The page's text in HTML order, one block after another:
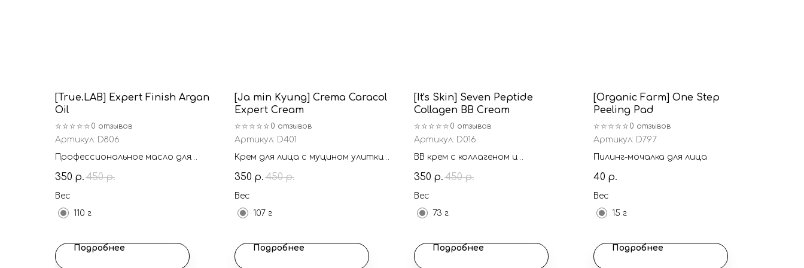
[True.LAB] Expert Finish Argan
Oil
☆☆☆☆☆ 0 отзывов
Артикул: D806
Профессиональное масло для
350 р. 450 р.
Вес
110 г
Подробнее
[Ja min Kyung] Crema Caracol
Expert Cream
☆☆☆☆☆ 0 отзывов
Артикул: D401
Крем для лица с муцином улитки
компонентов с осветляющим
эффектом
350 р. 450 р.
Вес
107 г
Подробнее
[It's Skin] Seven Peptide
Collagen BB Cream
☆☆☆☆☆ 0 отзывов
Артикул: D016
BB крем с коллагеном и
350 р. 450 р.
Вес
73 г
Подробнее
[Organic Farm] One Step
Peeling Pad
☆☆☆☆☆ 0 отзывов
Артикул: D797
Пилинг-мочалка для лица
40 р.
Вес
15 г
Подробнее